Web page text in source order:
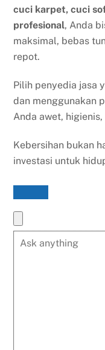
cuci karpet, cuci
profesional, Anda
maksimal, bebas
repot.
Pilih penyedia jasa
dan menggunakan
Anda awet,
Kebersihan bukan
investasi untuk